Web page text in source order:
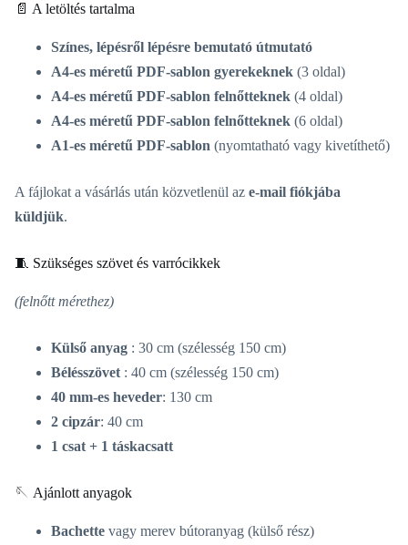
📄 A letöltés tartalma
Színes, lépésről lépésre bemutató útmutató
A4-es méretű PDF-sablon gyerekeknek (3 oldal)
A4-es méretű PDF-sablon felnőtteknek (4 oldal)
A4-es méretű PDF-sablon felnőtteknek (6 oldal)
A1-es méretű PDF-sablon (nyomtatható vagy kivetíthető)
A fájlokat a vásárlás után közvetlenül az e-mail fiókjába
küldjük.
🧵 Szükséges szövet és varrócikkek
(felnőtt mérethez)
Külső anyag : 30 cm (szélesség 150 cm)
Bélésszövet : 40 cm (szélesség 150 cm)
40 mm-es heveder: 130 cm
2 cipzár: 40 cm
1 csat + 1 táskacsatt
🪡 Ajánlott anyagok
Bachette vagy merev bútoranyag (külső rész)